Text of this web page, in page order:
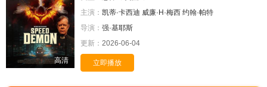
高清
主演： 凯蒂·卡西迪 威廉·H·梅西 约翰·帕特
导演： 强·基耶斯
更新： 2026-06-04
立即播放